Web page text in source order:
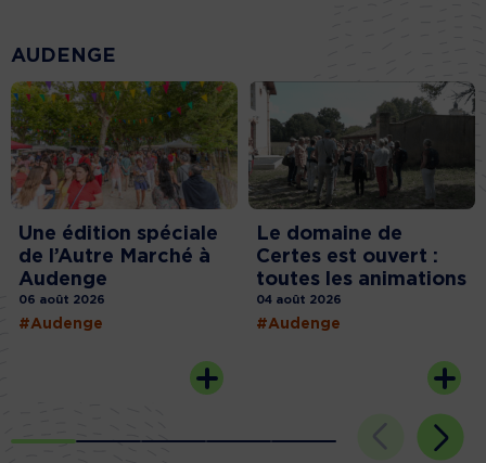
AUDENGE
Une édition spéciale
de l’Autre Marché à
Audenge
06 août 2026
#Audenge
Le domaine de
Certes est ouvert :
toutes les animations
04 août 2026
#Audenge